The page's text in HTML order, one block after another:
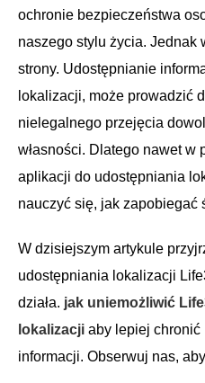
ochronie bezpieczeństwa
naszego stylu życia. Jednak
strony. Udostępnianie
lokalizacji, może prowadzić
nielegalnego przejęcia
własności. Dlatego nawet w
aplikacji do udostępniania
nauczyć się, jak zapobiegać
W dzisiejszym artykule
udostępniania lokalizacji
działa. jak uniemożliwić
lokalizacji aby lepiej chronić
informacji. Obserwuj nas,